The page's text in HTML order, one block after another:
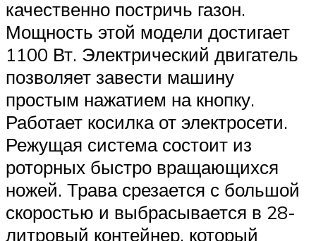
качественно постричь газон.
Мощность этой модели достигает
1100 Вт. Электрический двигатель
позволяет завести машину
простым нажатием на кнопку.
Работает косилка от электросети.
Режущая система состоит из
роторных быстро вращающихся
ножей. Трава срезается с большой
скоростью и выбрасывается в 28-
литровый контейнер, который